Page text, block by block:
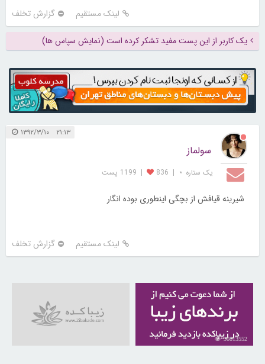
لینک مستقیم گزارش تخلف
یک کاربر از این پست مفید تشکر کرده است (نمایش سپاس ها)
۲۱:۱۳ ۱۳۹۲/۳/۱۰
سولماز
یک ستاره ⋆ |
836
| 1199 پست
شیرینه قیافش از بچگی اینطوری بوده انگار
لینک مستقیم گزارش تخلف
30813552